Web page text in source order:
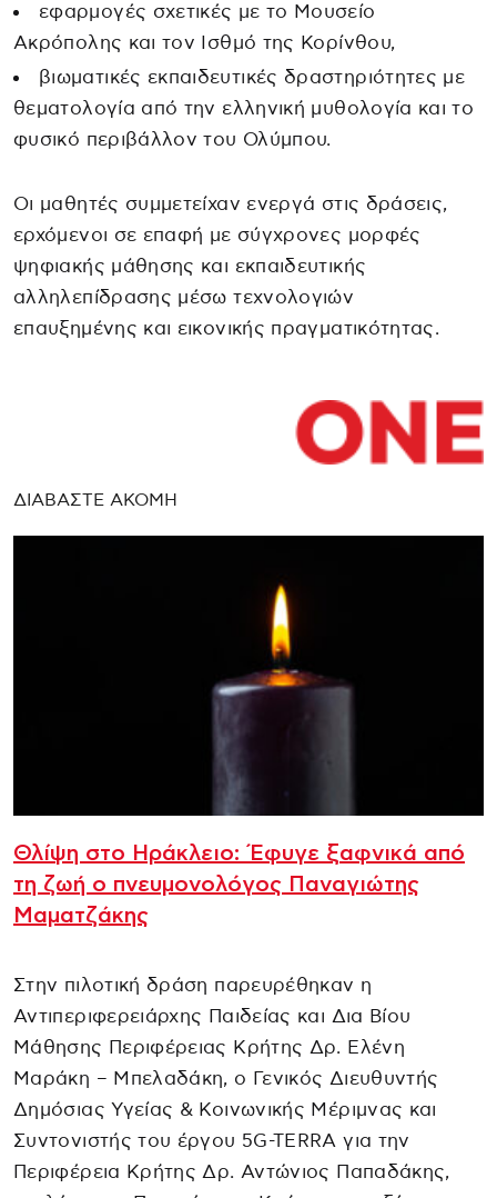
εφαρμογές σχετικές με το Μουσείο
Ακρόπολης και τον Ισθμό της Κορίνθου,
βιωματικές εκπαιδευτικές δραστηριότητες με
θεματολογία από την ελληνική μυθολογία και το
φυσικό περιβάλλον του Ολύμπου.
Οι μαθητές συμμετείχαν ενεργά στις δράσεις,
ερχόμενοι σε επαφή με σύγχρονες μορφές
ψηφιακής μάθησης και εκπαιδευτικής
αλληλεπίδρασης μέσω τεχνολογιών
επαυξημένης και εικονικής πραγματικότητας.
ΔΙΑΒΑΣΤΕ ΑΚΟΜΗ
Θλίψη στο Ηράκλειο: Έφυγε ξαφνικά από
τη ζωή ο πνευμονολόγος Παναγιώτης
Μαματζάκης
Στην πιλοτική δράση παρευρέθηκαν η
Αντιπεριφερειάρχης Παιδείας και Δια Βίου
Μάθησης Περιφέρειας Κρήτης Δρ. Ελένη
Μαράκη – Μπελαδάκη, ο Γενικός Διευθυντής
Δημόσιας Υγείας & Κοινωνικής Μέριμνας και
Συντονιστής του έργου 5G-TERRA για την
Περιφέρεια Κρήτης Δρ. Αντώνιος Παπαδάκης,